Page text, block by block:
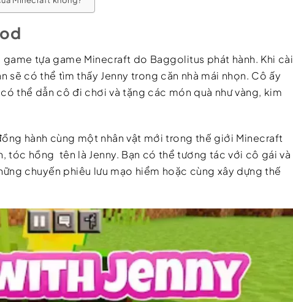
tựa game Minecraft do Baggolitus phát hành. Khi cài
sẽ có thể tìm thấy Jenny trong căn nhà mái nhọn. Cô ấy
thể dẫn cô đi chơi và tặng các món quà như vàng, kim
hành cùng một nhân vật mới trong thế giới Minecraft
tóc hồng tên là Jenny. Bạn có thể tương tác với cô gái và
chuyến phiêu lưu mạo hiểm hoặc cùng xây dựng thế